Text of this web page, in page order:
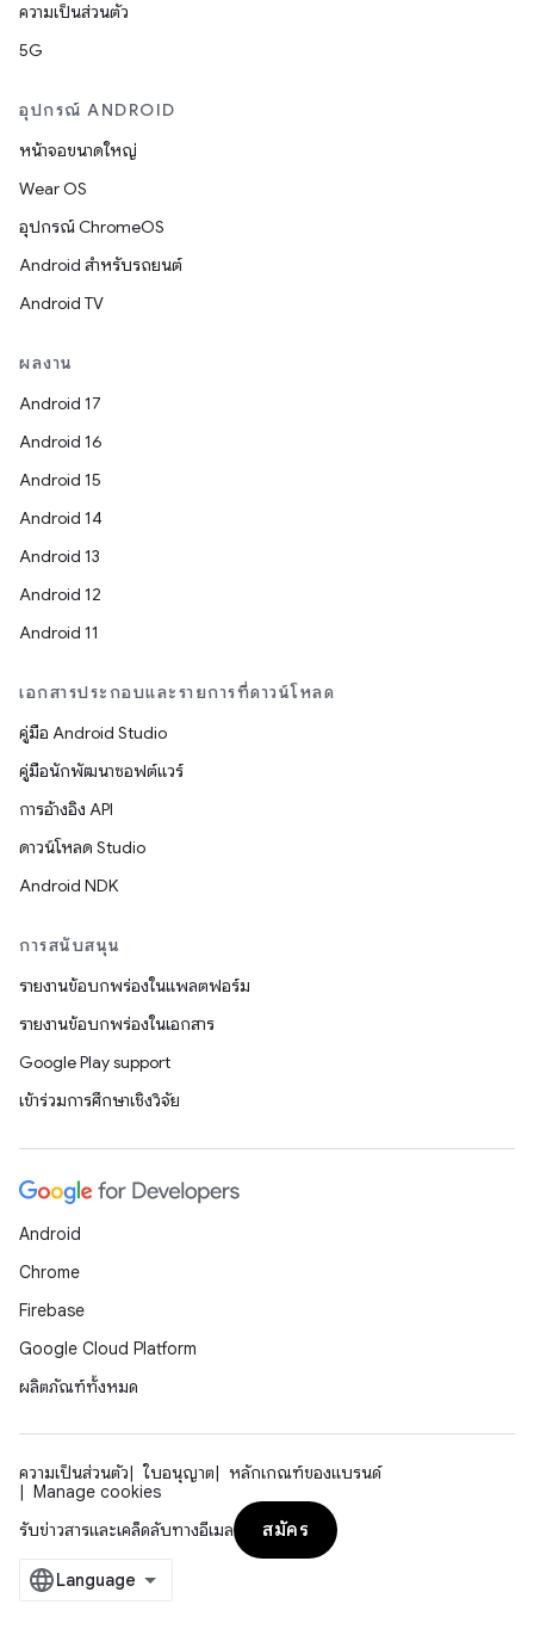
ความเป็นส่วนตัว
5G
อุปกรณ์ ANDROID
หน้าจอขนาดใหญ่
Wear OS
อุปกรณ์ ChromeOS
Android สำหรับรถยนต์
Android TV
ผลงาน
Android 17
Android 16
Android 15
Android 14
Android 13
Android 12
Android 11
เอกสารประกอบและรายการที่ดาวน์โหลด
คู่มือ Android Studio
คู่มือนักพัฒนาซอฟต์แวร์
การอ้างอิง API
ดาวน์โหลด Studio
Android NDK
การสนับสนุน
รายงานข้อบกพร่องในแพลตฟอร์ม
รายงานข้อบกพร่องในเอกสาร
Google Play support
เข้าร่วมการศึกษาเชิงวิจัย
Android
Chrome
Firebase
Google Cloud Platform
ผลิตภัณฑ์ทั้งหมด
ความเป็นส่วนตัว ใบอนุญาต
หลักเกณฑ์ของแบรนด์
Manage cookies
รับข่าวสารและเคล็ดลับทางอีเมล
สมัคร